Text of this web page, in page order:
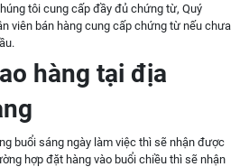
tôi cung cấp đầy đủ chứng từ, Quý
viên bán hàng cung cấp chứng từ nếu chưa
hàng tại địa
buổi sáng ngày làm việc thì sẽ nhận được
hợp đặt hàng vào buổi chiều thì sẽ nhận